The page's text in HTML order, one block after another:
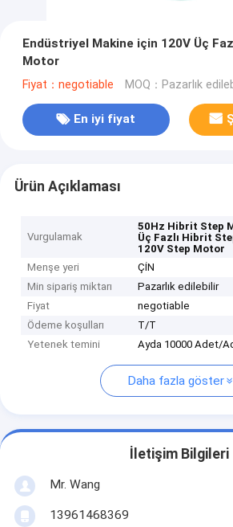
Endüstriyel Makine için 120V Üç
Motor
Fiyat：negotiable MOQ：Pazarlık
En iyi fiyat
Ürün Açıklaması
Vurgulamak
50Hz Hibrit Step
Üç Fazlı Hibrit
120V Step Motor
Menşe yeri
ÇİN
Min sipariş miktarı
Pazarlık edilebilir
Fiyat
negotiable
Ödeme koşulları
T/T
Yetenek temini
Ayda 10000 Adet/
Daha fazla göster
İletişim Bilgileri
Mr. Wang
13961468369